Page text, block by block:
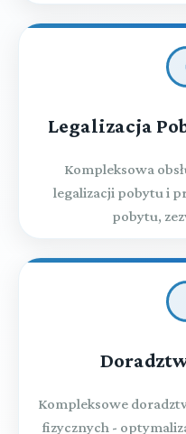
Legalizacja
Kompleksowa
legalizacji pobytu i
pobytu,
Kompleksowe
fizycznych -